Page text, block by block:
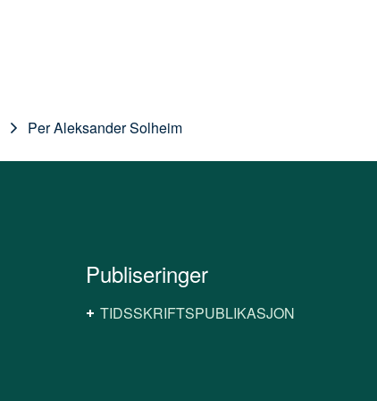
Per Aleksander Solheim
Publiseringer
TIDSSKRIFTSPUBLIKASJON